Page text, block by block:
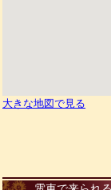
大きな地図で見る